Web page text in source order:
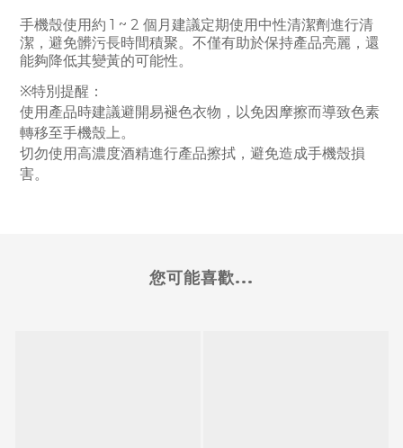
手機殼使用約 1 ~ 2 個月建議定期使用中性清潔劑進行清
潔，避免髒污長時間積聚。不僅有助於保持產品亮麗，還
能夠降低其變黃的可能性。
※特別提醒：
使用產品時建議避開易褪色衣物，以免因摩擦而導致色素
轉移至手機殼上。
切勿使用高濃度酒精進行產品擦拭，避免造成手機殼損
害。
您可能喜歡...